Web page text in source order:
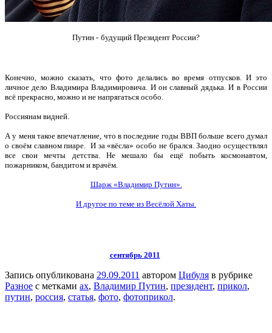
Путин - будущий Президент России?
Конечно, можно сказать, что фото делались во время отпусков. И это
личное дело Владимира Владимировича. И он славный дядька. И в России
всё прекрасно, можно и не напрягаться особо.
Россиянам видней.
А у меня такое впечатление, что в последние годы ВВП больше всего думал
о своём славном пиаре. И за «вёсла» особо не брался. Заодно осуществлял
все свои мечты детства. Не мешало бы ещё побыть космонавтом,
пожарником, бандитом и врачём.
Шарж «Владимир Путин».
И другое по теме из Весёлой Хаты.
сентябрь 2011
Запись опубликована 29.09.2011 автором Цибуля в рубрике
Разное с метками ах, Владимир Путин, президент, прикол,
путин, россия, статья, фото, фотоприкол.